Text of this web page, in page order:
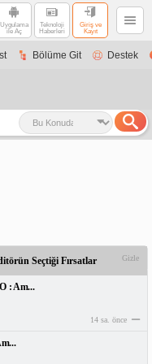
Uygulama
ile Aç
Teknoloji
Haberleri
Giriş ve
Kayıt
Bölüme Git Destek
Seçtiği Fırsatlar Gizle
: Am...
14 sa. önce